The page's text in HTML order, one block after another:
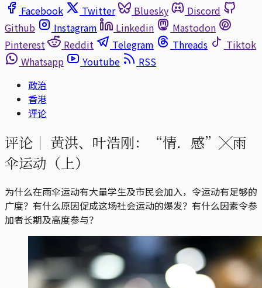
Facebook
Twitter Bluesky
Discord
Github
Instagram Linkedin
Mastodon
Pinterest
Reddit Telegram Threads
Tiktok
Whatsapp
Youtube
RSS
政治
香港
评论
评论｜ 黄洪、叶浩刚：“情．感”╳雨
伞运动（上）
为什么在雨伞运动有大量学生及市民会加入，令运动有足够的
广度？有什么原因促成这场社会运动的爆发？有什么因素令参
加者长期及高度参与？